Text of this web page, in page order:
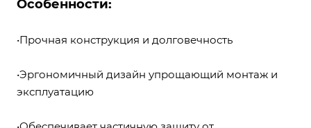
Особенности:
•Прочная конструкция и долговечность
•Эргономичный дизайн упрощающий монтаж и
эксплуатацию